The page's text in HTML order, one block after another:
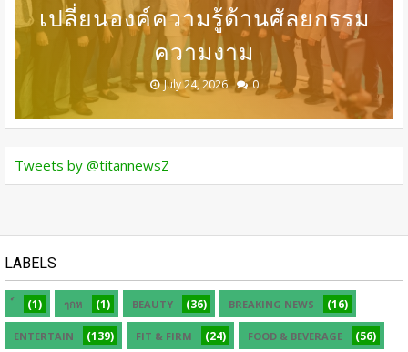
ธุรกิจ “BIO TRADE CONNECT
2026”
August 05, 2026 0
เพื่อน โปรฯเสือคำราม 990บาท
ราคาเต็ม 1,800บาท
July 30, 2026 0
เปลี่ยนองค์ความรู้ด้านศัลยกรรม
ความงาม
July 24, 2026 0
COWELL ถ่ายทอดแรงบันดาลใจสู่
การดูแลตัวเองจากภายใน
July 24, 2026 0
ความเชี่ยวชาญด้านศัลยกรรม
ระดับนานาชาติ
July 24, 2026 0
Tweets by @titannewsZ
LABELS
(1) ๆกห (1) BEAUTY (36) BREAKING NEWS (16)
ENTERTAIN (139) FIT & FIRM (24) FOOD & BEVERAGE (56)